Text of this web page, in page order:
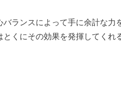
バランスによって手に余計な力
とくにその効果を発揮してくれ